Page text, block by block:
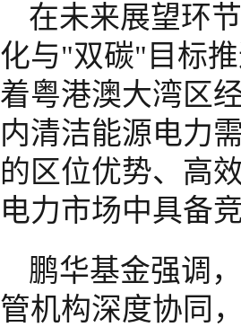
在未来展望环
化与"双碳"目标
着粤港澳大湾区
内清洁能源电力
的区位优势、高
电力市场中具备
鹏华基金强调
管机构深度协同